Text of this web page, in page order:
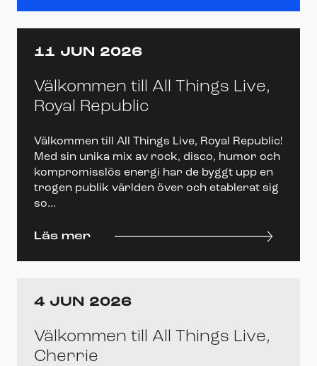
11 JUN 2026
Välkommen till All Things Live,
Royal Republic
Välkommen till All Things Live, Royal Republic!
Med sin unika mix av rock, disco, humor och
kompromisslös energi har de byggt upp en
trogen publik världen över och etablerat sig
so...
Läs mer
4 JUN 2026
Välkommen till All Things Live,
Cherrie